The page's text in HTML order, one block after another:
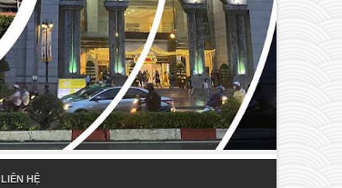
LIÊN HỆ